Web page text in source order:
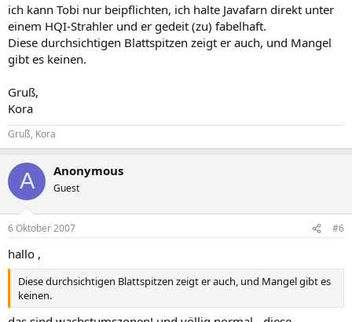
ich kann Tobi nur beipflichten, ich halte Javafarn direkt unter
einem HQI-Strahler und er gedeit (zu) fabelhaft.
Diese durchsichtigen Blattspitzen zeigt er auch, und Mangel
gibt es keinen.
Gruß,
Kora
Gruß, Kora
A Anonymous
Guest
6 Oktober 2007 #6
hallo ,
Diese durchsichtigen Blattspitzen zeigt er auch, und Mangel gibt es
keinen.